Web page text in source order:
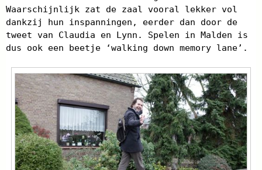
Waarschijnlijk zat de zaal vooral lekker vol
dankzij hun inspanningen, eerder dan door de
tweet van Claudia en Lynn. Spelen in Malden is
dus ook een beetje ‘walking down memory lane’.